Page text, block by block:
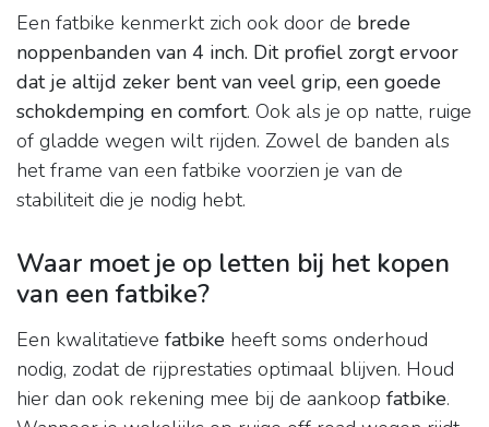
Een fatbike kenmerkt zich ook door de brede
noppenbanden van 4 inch. Dit profiel zorgt ervoor
dat je altijd zeker bent van veel grip, een goede
schokdemping en comfort. Ook als je op natte, ruige
of gladde wegen wilt rijden. Zowel de banden als
het frame van een fatbike voorzien je van de
stabiliteit die je nodig hebt.
Waar moet je op letten bij het kopen
van een fatbike?
Een kwalitatieve fatbike heeft soms onderhoud
nodig, zodat de rijprestaties optimaal blijven. Houd
hier dan ook rekening mee bij de aankoop fatbike.